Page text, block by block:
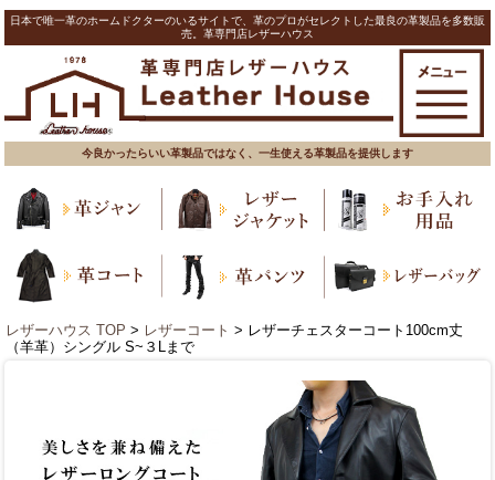
日本で唯一革のホームドクターのいるサイトで、革のプロがセレクトした最良の革製品を多数販
売。革専門店レザーハウス
今良かったらいい革製品ではなく、一生使える革製品を提供します
レザーハウス TOP > レザーコート > レザーチェスターコート100cm丈
（羊革）シングル S~３Lまで